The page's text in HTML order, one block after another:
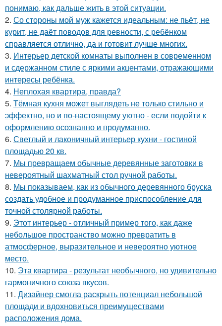
понимаю, как дальше жить в этой ситуации.
2. Со стороны мой муж кажется идеальным: не пьёт, не
курит, не даёт поводов для ревности, с ребёнком
справляется отлично, да и готовит лучше многих.
3. Интерьер детской комнаты выполнен в современном
и сдержанном стиле с яркими акцентами, отражающими
интересы ребёнка.
4. Неплохая квартира, правда?
5. Тёмная кухня может выглядеть не только стильно и
эффектно, но и по-настоящему уютно - если подойти к
оформлению осознанно и продуманно.
6. Светлый и лаконичный интерьер кухни - гостиной
площадью 20 кв.
7. Мы превращаем обычные деревянные заготовки в
невероятный шахматный стол ручной работы.
8. Мы показываем, как из обычного деревянного бруска
создать удобное и продуманное приспособление для
точной столярной работы.
9. Этот интерьер - отличный пример того, как даже
небольшое пространство можно превратить в
атмосферное, выразительное и невероятно уютное
место.
10. Эта квартира - результат необычного, но удивительно
гармоничного союза вкусов.
11. Дизайнер смогла раскрыть потенциал небольшой
площади и вдохновиться преимуществами
расположения дома.